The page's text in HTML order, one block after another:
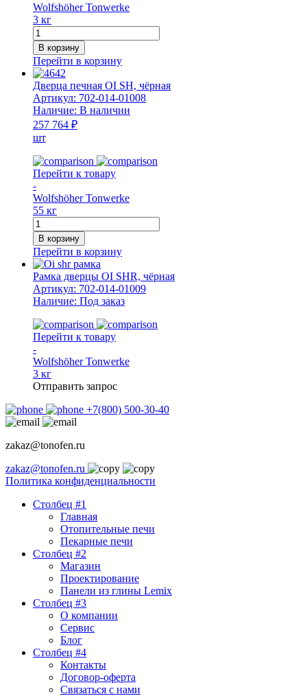
Wolfshöher Tonwerke
3 кг
Количество
товара
Рамка
для
печи
Дровушка
S,
тип
SJR,
черная
В корзину
Перейти в корзину
Дверца печная OI SH, чёрная
Артикул: 702-014-01008
Наличие: В наличии
257 764 ₽
шт
Перейти к товару
-
Wolfshöher Tonwerke
55 кг
Количество
товара
Дверца
печная
OI
SH,
чёрная
В корзину
Перейти в корзину
Рамка дверцы OI SHR, чёрная
Артикул: 702-014-01009
Наличие: Под заказ
Перейти к товару
-
Wolfshöher Tonwerke
3 кг
Отправить запрос
+7(800) 500-30-40
zakaz@tonofen.ru
zakaz@tonofen.ru
Политика конфиденциальности
Столбец #1
Главная
Отопительные печи
Пекарные печи
Столбец #2
Магазин
Проектирование
Панели из глины Lemix
Столбец #3
О компании
Сервис
Блог
Столбец #4
Контакты
Договор-оферта
Связаться с нами